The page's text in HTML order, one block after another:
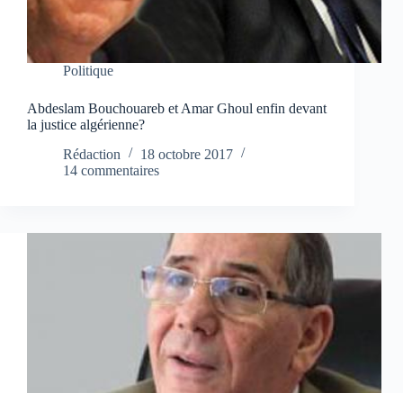
Politique
Abdeslam Bouchouareb et Amar Ghoul enfin devant
la justice algérienne?
Rédaction
18 octobre 2017
14 commentaires